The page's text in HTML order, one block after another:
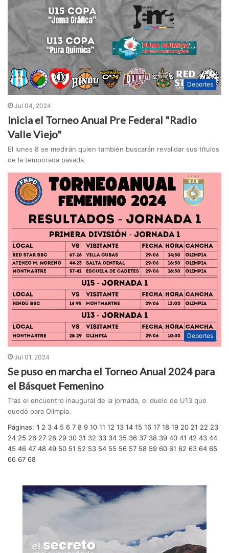
Deportes
Jul 04, 2024
Inicia el Torneo Anual Pre Federal "Radio
Valle Viejo"
El lunes 8 se medirán quien también buscarán revalidar sus títulos
de la temporada pasada.
Deportes
Jul 01, 2024
Se puso en marcha el Torneo Anual 2024 para
el Básquet Femenino
Tras el encuentro inaugural de la jornada, el duelo de U13 que
quedó para Olimpia.
Páginas: 1 2 3 4 5 6 7 8 9 10 11 12 13 14 15 16 17 18 19 20 21 22 23
24 25 26 27 28 29 30 31 32 33 34 35 36 37 38 39 40 41 42 43 44
45 46 47 48 49 50 51 52 53 54 55 56 57 58 59 60 61 62 63 64 65
66 67 68